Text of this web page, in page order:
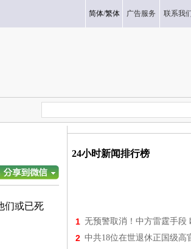
简体/繁体 广告服务 联系我
们或已死
24小时新闻排行榜
1 无预警取消！中方雷霆手段
2 中共18位在世退休正国级高